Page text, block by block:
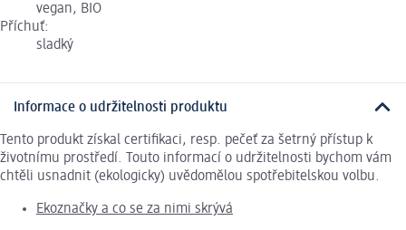
vegan, BIO
Příchuť:
sladký
Informace o udržitelnosti produktu
Tento produkt získal certifikaci, resp. pečeť za šetrný přístup k
životnímu prostředí. Touto informací o udržitelnosti bychom vám
chtěli usnadnit (ekologicky) uvědomělou spotřebitelskou volbu.
Ekoznačky a co se za nimi skrývá